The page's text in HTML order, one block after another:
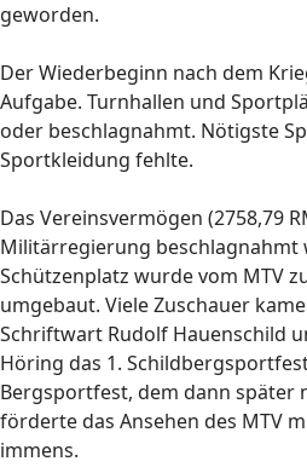
geworden.
Der Wiederbeginn nach dem
Aufgabe. Turnhallen und
oder beschlagnahmt. Nötigste
Sportkleidung fehlte.
Das Vereinsvermögen (2758,79
Militärregierung beschlagnahmt
Schützenplatz wurde vom MTV
umgebaut. Viele Zuschauer
Schriftwart Rudolf Hauenschild
Höring das 1.
Bergsportfest, dem dann später
förderte das Ansehen des MTV
immens.